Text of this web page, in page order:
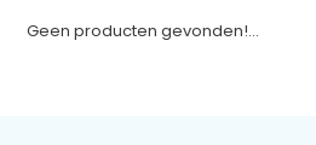
Geen producten gevonden!...